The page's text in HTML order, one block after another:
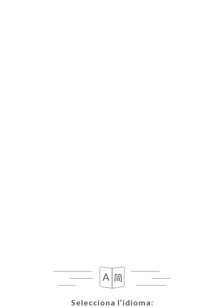
Selecciona l’idioma:
Selecciona l’idioma: